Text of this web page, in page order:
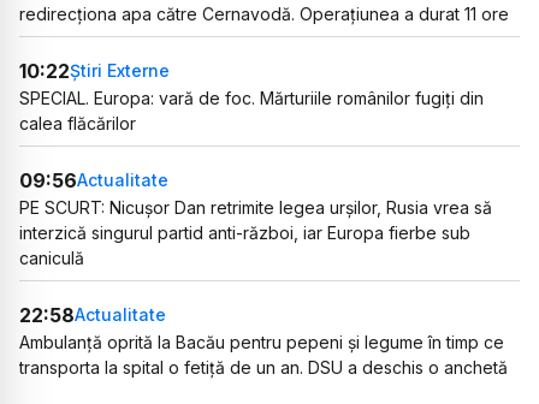
redirecționa apa către Cernavodă. Operațiunea a durat 11 ore
10:22Știri Externe
SPECIAL. Europa: vară de foc. Mărturiile românilor fugiți din
calea flăcărilor
09:56Actualitate
PE SCURT: Nicușor Dan retrimite legea urșilor, Rusia vrea să
interzică singurul partid anti-război, iar Europa fierbe sub
caniculă
22:58Actualitate
Ambulanță oprită la Bacău pentru pepeni și legume în timp ce
transporta la spital o fetiță de un an. DSU a deschis o anchetă